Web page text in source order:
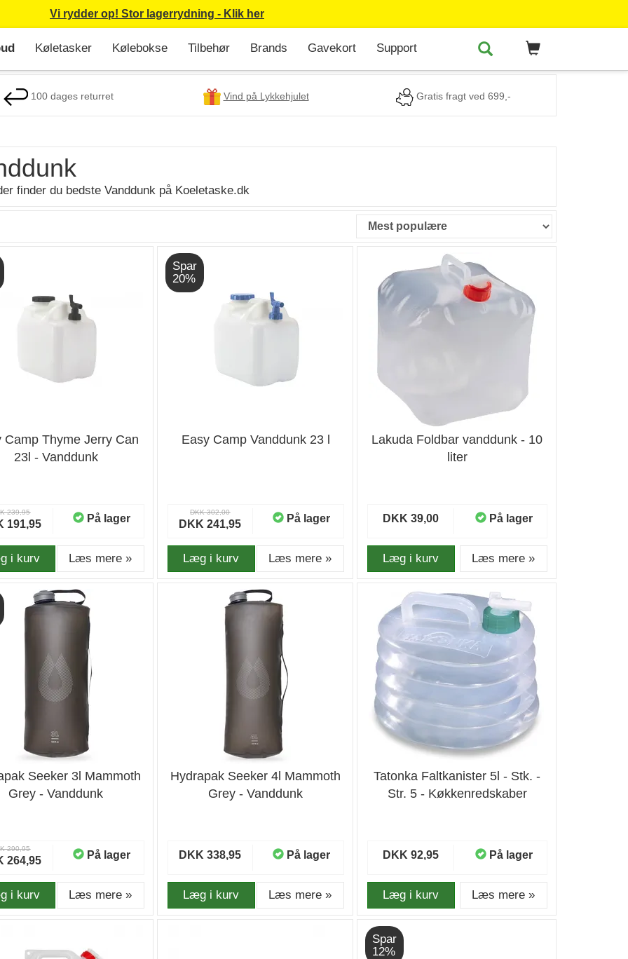
Vi rydder op! Stor lagerrydning - Klik her
Køletasker Kølebokse Tilbehør Brands Gavekort Support
100 dages returret Vind på Lykkehjulet Gratis fragt ved 699,-
finder du bedste Vanddunk på Koeletaske.dk
Camp Thyme Jerry Can
23l - Vanddunk
239,95
191,95 På lager
i kurv Læs mere »
Spar
20%
Easy Camp Vanddunk 23 l
DKK 302,00
DKK 241,95 På lager
Læg i kurv Læs mere »
Lakuda Foldbar vanddunk - 10
liter
DKK 39,00 På lager
Læg i kurv Læs mere »
Seeker 3l Mammoth
Grey - Vanddunk
290,95
264,95 På lager
i kurv Læs mere »
Hydrapak Seeker 4l Mammoth
Grey - Vanddunk
DKK 338,95 På lager
Læg i kurv Læs mere »
Tatonka Faltkanister 5l - Stk. -
Str. 5 - Køkkenredskaber
DKK 92,95 På lager
Læg i kurv Læs mere »
Spar
12%